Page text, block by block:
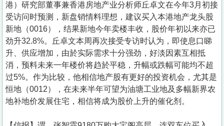
关
於
我
们
港）研究部董事兼香港房地产业分析师丘卓文在今年3月初接
受访问时预测，新盘销情料理想，建议买入本港地产龙头股
新地（0016），结果新地今年卖楼丰收，股价年初以来亦已
劲升32.8%。丘卓文本周再次接受专访时认为，即使息口睇
升、供应增加，由於实际需求十分强劲，好淡因素互相抵
消，预料未来一年楼价将趋於平稳，升幅或跌幅可能均不超
过5%。作为比较，他相信地产股有更好的投资机会，尤其是
恒地（0012），在未来半年可望为油塘工业地及多幅新界农
地补地价发展住宅，相信将成为股价上升的催化剂。